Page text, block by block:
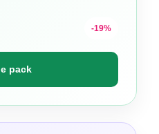
-19%
pack